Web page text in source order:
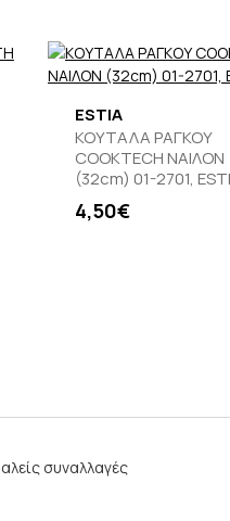
ESTIA
ΚΟΥΤΑΛΑ ΡΑΓΚΟΥ
COOKTECH ΝΑΙΛΟΝ
(32cm) 01-2701,
4,50€